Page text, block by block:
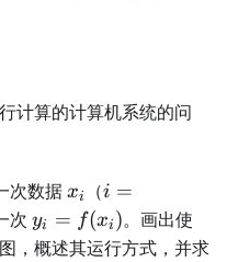
计算的计算机系统的问
次数据 x_i
xi （i =
次 y_i=f(x_i)
yi = f(xi )。画出使
，概述其运行方式，并求